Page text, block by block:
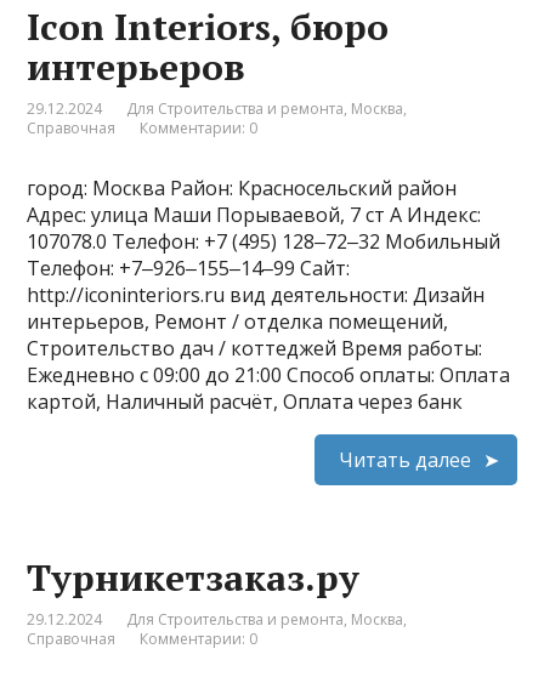
Icon Interiors, бюро
интерьеров
29.12.2024 Для Строительства и ремонта, Москва,
Справочная
Комментарии: 0
город: Москва Район: Красносельский район
Адрес: улица Маши Порываевой, 7 ст А Индекс:
107078.0 Телефон: +7 (495) 128‒72‒32 Мобильный
Телефон: +7‒926‒155‒14‒99 Сайт:
http://iconinteriors.ru вид деятельности: Дизайн
интерьеров, Ремонт / отделка помещений,
Строительство дач / коттеджей Время работы:
Ежедневно с 09:00 до 21:00 Способ оплаты: Оплата
картой, Наличный расчёт, Оплата через банк
Читать далее
Турникетзаказ.ру
29.12.2024 Для Строительства и ремонта, Москва,
Справочная
Комментарии: 0